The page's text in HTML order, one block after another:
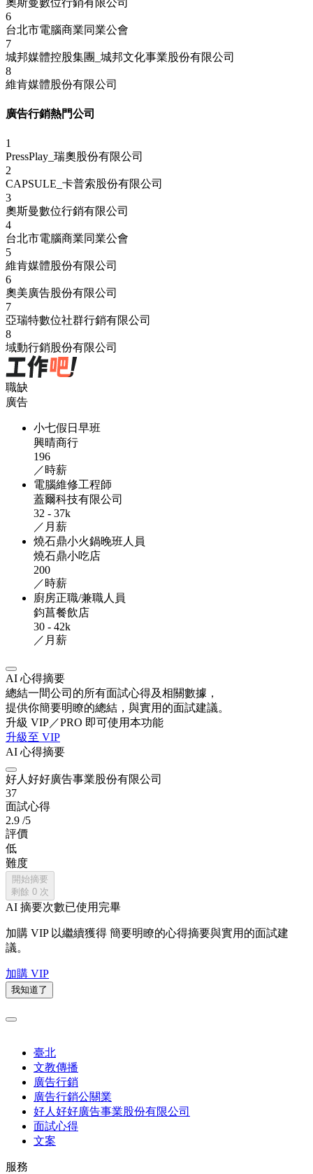
奧斯曼數位行銷有限公司
6
台北市電腦商業同業公會
7
城邦媒體控股集團_城邦文化事業股份有限公司
8
維肯媒體股份有限公司
廣告行銷熱門公司
1
PressPlay_瑞奧股份有限公司
2
CAPSULE_卡普索股份有限公司
3
奧斯曼數位行銷有限公司
4
台北市電腦商業同業公會
5
維肯媒體股份有限公司
6
奧美廣告股份有限公司
7
亞瑞特數位社群行銷有限公司
8
域動行銷股份有限公司
職缺
廣告
小七假日早班
興晴商行
196
／時薪
電腦維修工程師
蓋爾科技有限公司
32 - 37k
／月薪
燒石鼎小火鍋晚班人員
燒石鼎小吃店
200
／時薪
廚房正職/兼職人員
鈞菖餐飲店
30 - 42k
／月薪
AI 心得摘要
總結一間公司的所有面試心得及相關數據，
提供你簡要明瞭的總結，與實用的面試建議。
升級 VIP／PRO 即可使用本功能
升級至 VIP
AI 心得摘要
好人好好廣告事業股份有限公司
37
面試心得
2.9 /5
評價
低
難度
開始摘要
剩餘 0 次
AI 摘要次數已使用完畢
加購 VIP 以繼續獲得 簡要明瞭的心得摘要與實用的面試建
議。
加購 VIP
我知道了
臺北
文教傳播
廣告行銷
廣告行銷公關業
好人好好廣告事業股份有限公司
面試心得
文案
服務